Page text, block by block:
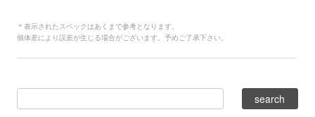
＊表示されたスペックはあくまで参考となります。
個体差により誤差が生じる場合がございます。予めご了承下さい。